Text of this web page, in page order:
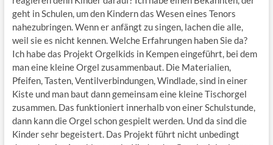
geht in Schulen, um den Kindern das Wesen eines Tenors
nahezubringen. Wenn er anfängt zu singen, lachen die alle,
weil sie es nicht kennen. Welche Erfahrungen haben Sie da?
Ich habe das Projekt Orgelkids in Kempen eingeführt, bei dem
man eine kleine Orgel zusammenbaut. Die Materialien,
Pfeifen, Tasten, Ventilverbindungen, Windlade, sind in einer
Kiste und man baut dann gemeinsam eine kleine Tischorgel
zusammen. Das funktioniert innerhalb von einer Schulstunde,
dann kann die Orgel schon gespielt werden. Und da sind die
Kinder sehr begeistert. Das Projekt führt nicht unbedingt